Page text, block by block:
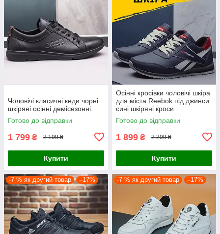
Чоловічі класичні кеди чорні
шкіряні осінні демісезонні
Готово до відправки
1 799 ₴ 2 199 ₴
Купити
Осінні кросівки чоловічі шкіра
для міста Reebok під джинси
сині шкіряні кроси
демісезонні весна
осінь повсякденні
Готово до відправки
1 899 ₴ 2 299 ₴
Купити
-7 % як другий товар –17% -7 % як другий товар –17%